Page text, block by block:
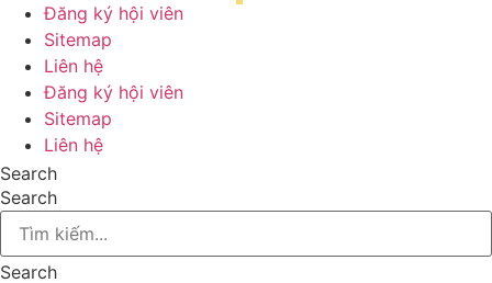
Đăng ký hội viên
Sitemap
Liên hệ
Đăng ký hội viên
Sitemap
Liên hệ
Search
Search
Search